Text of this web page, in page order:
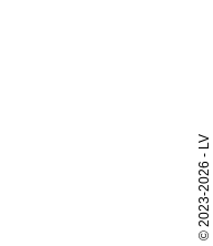
©
2023-2026
- LV